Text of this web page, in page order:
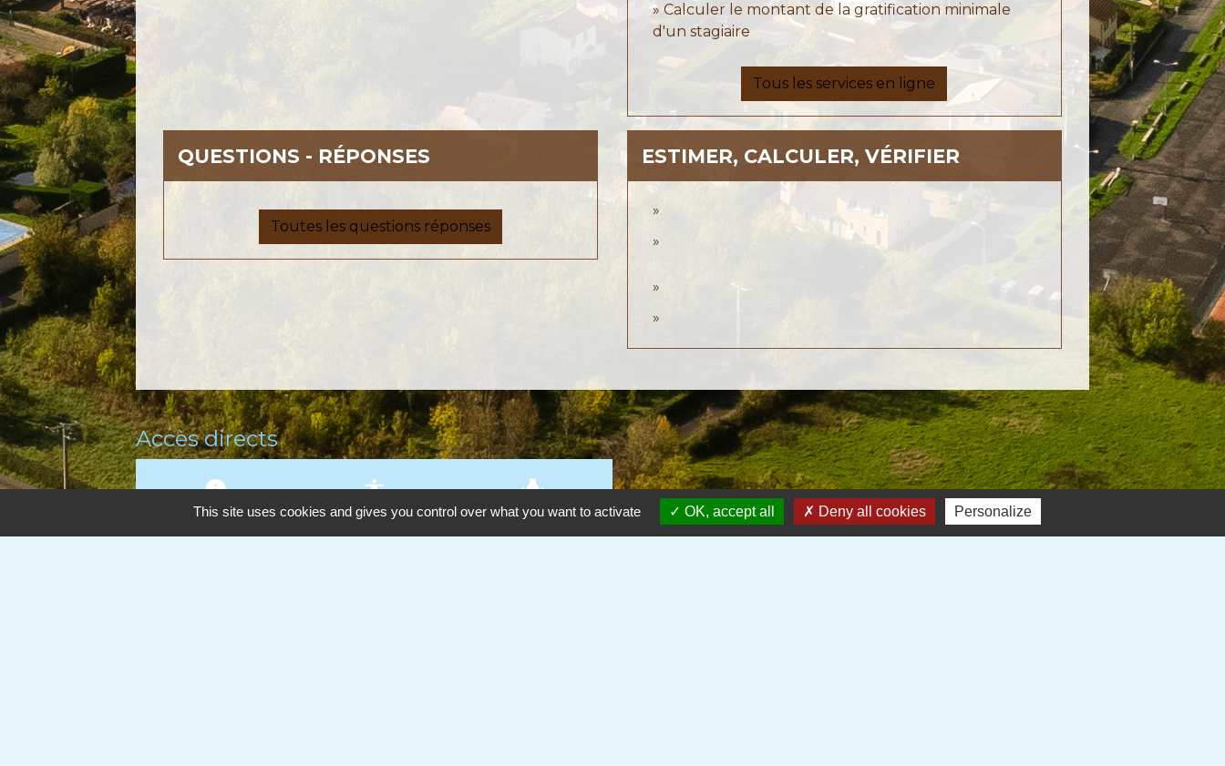
Calculer le montant de la gratification minimale
d'un stagiaire
Tous les services en ligne
QUESTIONS - RÉPONSES
Toutes les questions réponses
ESTIMER, CALCULER, VÉRIFIER
Accès directs
info
Panneaupocket
accessibility
Associations
wb_incandescent
Agenda des fêtes
This site uses cookies and gives you control over what you want to activate OK, accept all Deny all cookies Personalize